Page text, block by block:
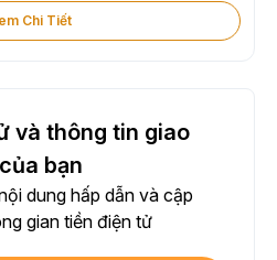
Chi Tiết
và thông tin giao
bạn
dung hấp dẫn và cập
gian tiền điện tử